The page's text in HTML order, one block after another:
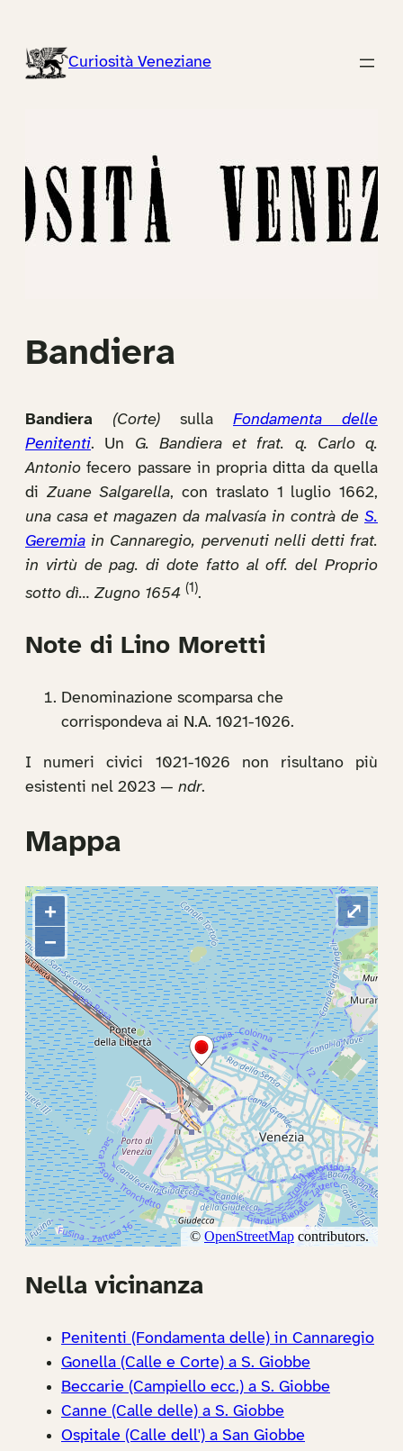
contenutoCuriosità Veneziane
Bandiera
Bandiera (Corte) sulla Fondamenta delle
Penitenti. Un G. Bandiera et frat. q. Carlo q.
Antonio fecero passare in propria ditta da quella
di Zuane Salgarella, con traslato 1 luglio 1662,
una casa et magazen da malvasía in contrà de S.
Geremia in Cannaregio, pervenuti nelli detti frat.
in virtù de pag. di dote fatto al off. del Proprio
sotto dì… Zugno 1654 (1).
Note di Lino Moretti
Denominazione scomparsa che
corrispondeva ai N.A. 1021-1026.
I numeri civici 1021-1026 non risultano più
esistenti nel 2023 — ndr.
Mappa
Nella vicinanza
Penitenti (Fondamenta delle) in Cannaregio
Gonella (Calle e Corte) a S. Giobbe
Beccarie (Campiello ecc.) a S. Giobbe
Canne (Calle delle) a S. Giobbe
Ospitale (Calle dell') a San Giobbe